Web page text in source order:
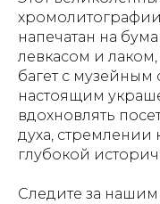
напечатан на
левкасом и
багет с музейным
настоящим
вдохновлять
духа,
глубокой
Следите за